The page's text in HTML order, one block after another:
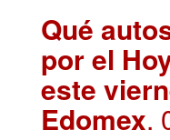
Qué
por el
este
Edomex.